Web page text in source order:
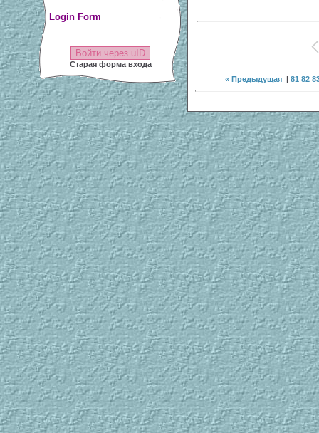
Login Form
Войти через uID
Старая форма входа
« Предыдущая| 81 82